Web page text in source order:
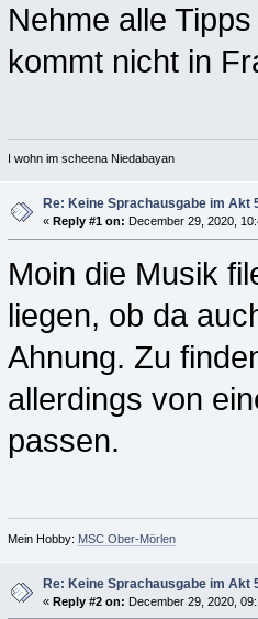
Nehme alle
kommt nicht in
I wohn im scheena Niedabayan
Re: Keine Sprachausgabe im Akt
« Reply #1 on: December 29, 2020,
Moin die Musik
liegen, ob da
Ahnung. Zu
allerdings von
passen.
Mein Hobby: MSC Ober-Mörlen
Re: Keine Sprachausgabe im Akt
« Reply #2 on: December 29, 2020,